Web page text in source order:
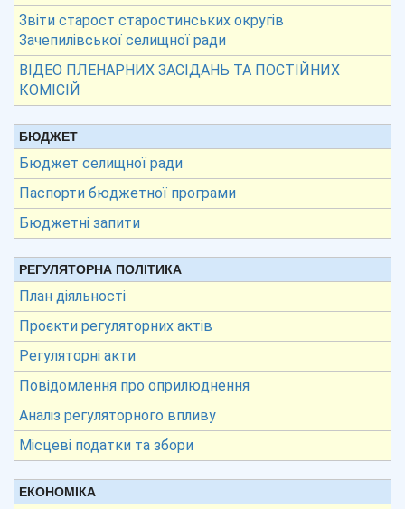
Звіти старост старостинських округів
Зачепилівської селищної ради
ВІДЕО ПЛЕНАРНИХ ЗАСІДАНЬ ТА ПОСТІЙНИХ
КОМІСІЙ
БЮДЖЕТ
Бюджет селищної ради
Паспорти бюджетної програми
Бюджетні запити
РЕГУЛЯТОРНА ПОЛІТИКА
План діяльності
Проєкти регуляторних актів
Регуляторні акти
Повідомлення про оприлюднення
Аналіз регуляторного впливу
Місцеві податки та збори
ЕКОНОМІКА